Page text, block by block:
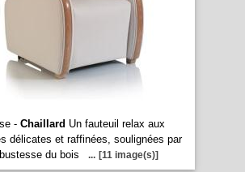
- Chaillard Un fauteuil relax aux
délicates et raffinées, soulignées par
du bois
... [11 image(s)]